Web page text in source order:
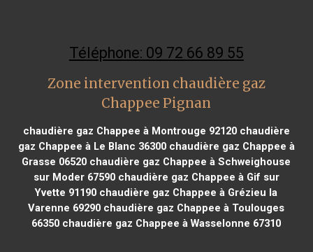
Téléphone: 09 72 66 89 55
Zone intervention chaudière gaz
Chappee Pignan
chaudière gaz Chappee à Montrouge 92120chaudière
gaz Chappee à Le Blanc 36300chaudière gaz Chappee à
Grasse 06520 chaudière gaz Chappee à Schweighouse
sur Moder 67590chaudière gaz Chappee à Gif sur
Yvette 91190 chaudière gaz Chappee à Grézieu la
Varenne 69290 chaudière gaz Chappee à Toulouges
66350 chaudière gaz Chappee à Wasselonne 67310